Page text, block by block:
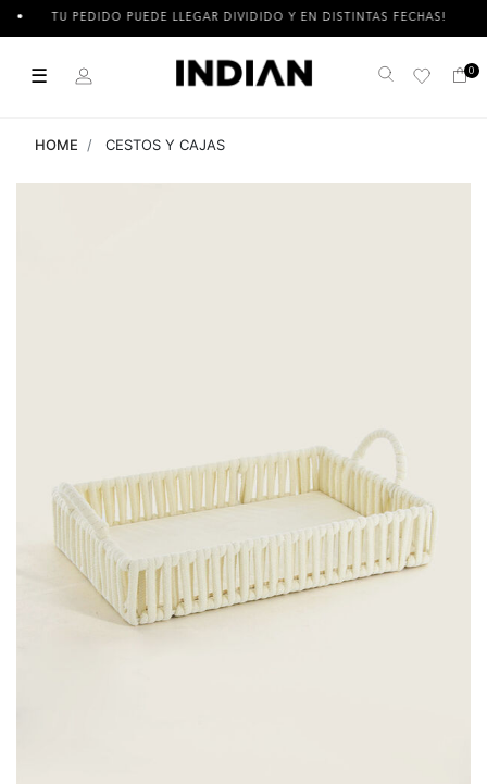
TU PEDIDO PUEDE LLEGAR DIVIDIDO Y EN DISTINTAS FECHAS!
☰ Buscar 0
HOME CESTOS Y CAJAS